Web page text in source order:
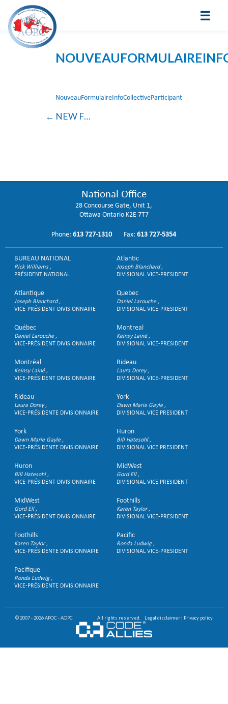
☰
NouveauFormulaireInfoCollectiveParticipant
NEW FORM FOR BREATHING MACHINES
National Office
28 Concourse Gate, Unit 1,
Ottawa Ontario K2E 7T7
Phone:613 727-1310 Fax:613 727-5354
BUREAU NATIONAL
Rick Williams
PRÉSIDENT NATIONAL
Atlantic
Joseph Blanchard
DIVISIONAL VICE-PRESIDENT
Atlantique
Joseph Blanchard
VICE-PRÉSIDENT DIVISIONNAIRE
Quebec
Daniel Larouche
DIVISIONAL VICE-PRESIDENT
Québec
Daniel Larouche
VICE-PRÉSIDENT DIVISIONNAIRE
Montreal
Keinsy Lainé
DIVISIONAL VICE-PRESIDENT
Montréal
Keinsy Lainé
VICE-PRÉSIDENT DIVISIONNAIRE
Rideau
Laura Dorey
DIVISIONAL VICE-PRESIDENT
Rideau
Laura Dorey
VICE-PRÉSIDENTE DIVISIONNAIRE
York
Dawn Marie Gayle
DIVISIONAL VICE PRESIDENT
York
Dawn Marie Gayle
VICE-PRÉSIDENTE DIVISIONNAIRE
Huron
Bill Hatesohl
DIVISIONAL VICE PRESIDENT
Huron
Bill Hatesohl
VICE-PRÉSIDENT DIVISIONNAIRE
MidWest
Gord Ell
DIVISIONAL VICE PRESIDENT
MidWest
Gord Ell
VICE-PRÉSIDENT DIVISIONNAIRE
Foothills
Karen Taylor
DIVISIONAL VICE-PRESIDENT
Foothills
Karen Taylor
VICE-PRÉSIDENTE DIVISIONNAIRE
Pacific
Ronda Ludwig
DIVISIONAL VICE-PRESIDENT
Pacifique
Ronda Ludwig
VICE-PRÉSIDENTE DIVISIONNAIRE
© 2007 - 2026 APOC - AOPC All rights reserved. Legal disclaimer Privacy policy